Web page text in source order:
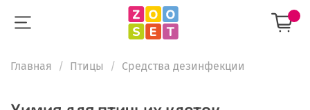
Главная Птицы Средства дезинфекции